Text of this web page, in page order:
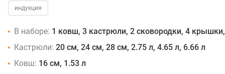
индукция
В наборе: 1 ковш, 3 кастрюли, 2 сковородки, 4
Кастрюли: 20 см, 24 см, 28 см, 2.75 л, 4.65 л, 6.66 л
Ковш: 16 см, 1.53 л